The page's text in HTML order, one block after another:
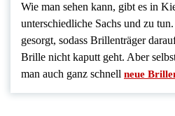
Wie man sehen kann, gibt es in
unterschiedliche Sachs und zu
gesorgt, sodass Brillenträger
Brille nicht kaputt geht. Aber
man auch ganz schnell neue